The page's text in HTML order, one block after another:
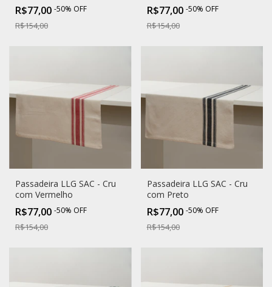
R$77,00 -50% OFF
R$154,00
R$77,00 -50% OFF
R$154,00
Passadeira LLG SAC - Cru
com Vermelho
R$77,00 -50% OFF
R$154,00
Passadeira LLG SAC - Cru
com Preto
R$77,00 -50% OFF
R$154,00